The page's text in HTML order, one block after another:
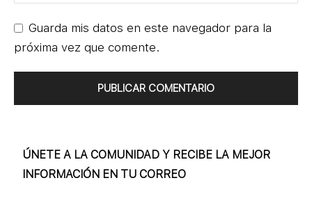
Guarda mis datos en este navegador para la
próxima vez que comente.
ÚNETE A LA COMUNIDAD Y RECIBE LA MEJOR
INFORMACIÓN EN TU CORREO